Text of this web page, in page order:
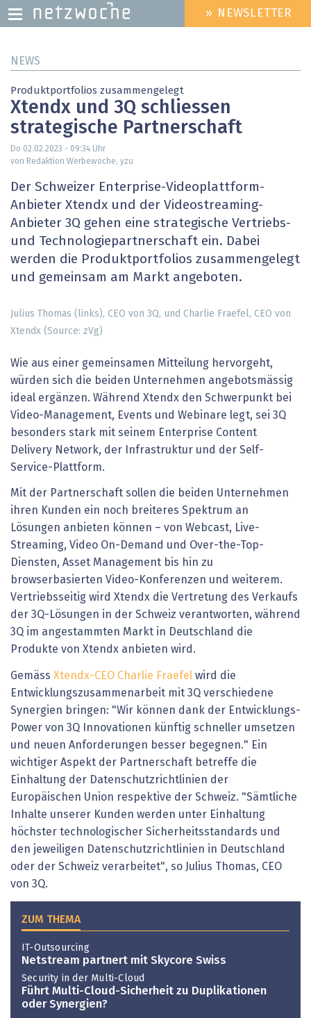
zum
HEADER
MENU
» NEWSLETTER
NEWS
Produktportfolios zusammengelegt
Xtendx und 3Q schliessen
strategische Partnerschaft
Do 02.02.2023 - 09:34 Uhr
von Redaktion Werbewoche, yzu
Der Schweizer Enterprise-Videoplattform-
Anbieter Xtendx und der Videostreaming-
Anbieter 3Q gehen eine strategische Vertriebs-
und Technologiepartnerschaft ein. Dabei
werden die Produktportfolios zusammengelegt
und gemeinsam am Markt angeboten.
Julius Thomas (links), CEO von 3Q, und Charlie Fraefel, CEO von
Xtendx (Source: zVg)
Wie aus einer gemeinsamen Mitteilung hervorgeht,
würden sich die beiden Unternehmen angebotsmässig
ideal ergänzen. Während Xtendx den Schwerpunkt bei
Video-Management, Events und Webinare legt, sei 3Q
besonders stark mit seinem Enterprise Content
Delivery Network, der Infrastruktur und der Self-
Service-Plattform.
Mit der Partnerschaft sollen die beiden Unternehmen
ihren Kunden ein noch breiteres Spektrum an
Lösungen anbieten können – von Webcast, Live-
Streaming, Video On-Demand und Over-the-Top-
Diensten, Asset Management bis hin zu
browserbasierten Video-Konferenzen und weiterem.
Vertriebsseitig wird Xtendx die Vertretung des Verkaufs
der 3Q-Lösungen in der Schweiz verantworten, während
3Q im angestammten Markt in Deutschland die
Produkte von Xtendx anbieten wird.
Gemäss Xtendx-CEO Charlie Fraefel wird die
Entwicklungszusammenarbeit mit 3Q verschiedene
Synergien bringen: "Wir können dank der Entwicklungs-
Power von 3Q Innovationen künftig schneller umsetzen
und neuen Anforderungen besser begegnen." Ein
wichtiger Aspekt der Partnerschaft betreffe die
Einhaltung der Datenschutzrichtlinien der
Europäischen Union respektive der Schweiz. "Sämtliche
Inhalte unserer Kunden werden unter Einhaltung
höchster technologischer Sicherheitsstandards und
den jeweiligen Datenschutzrichtlinien in Deutschland
oder der Schweiz verarbeitet", so Julius Thomas, CEO
von 3Q.
ZUM THEMA
IT-Outsourcing
Netstream partnert mit Skycore Swiss
Security in der Multi-Cloud
Führt Multi-Cloud-Sicherheit zu Duplikationen
oder Synergien?